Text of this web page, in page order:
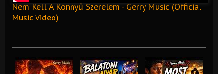
Nem Kell A Könnyű Szerelem - Gerry Music (Official
Music Video)